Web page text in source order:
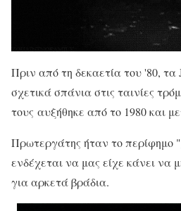
Πριν από τη δεκαετία του '80, τα
σχετικά σπάνια στις ταινίες
τους αυξήθηκε από το 1980 και
Πρωτεργάτης ήταν το περίφημο "
ενδέχεται να μας είχε κάνει να
για αρκετά βράδια.